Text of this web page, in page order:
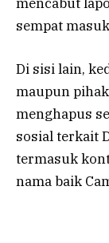
sempat
Di sisi lain,
maupun
menghapus
sosial terkait
termasuk
nama baik